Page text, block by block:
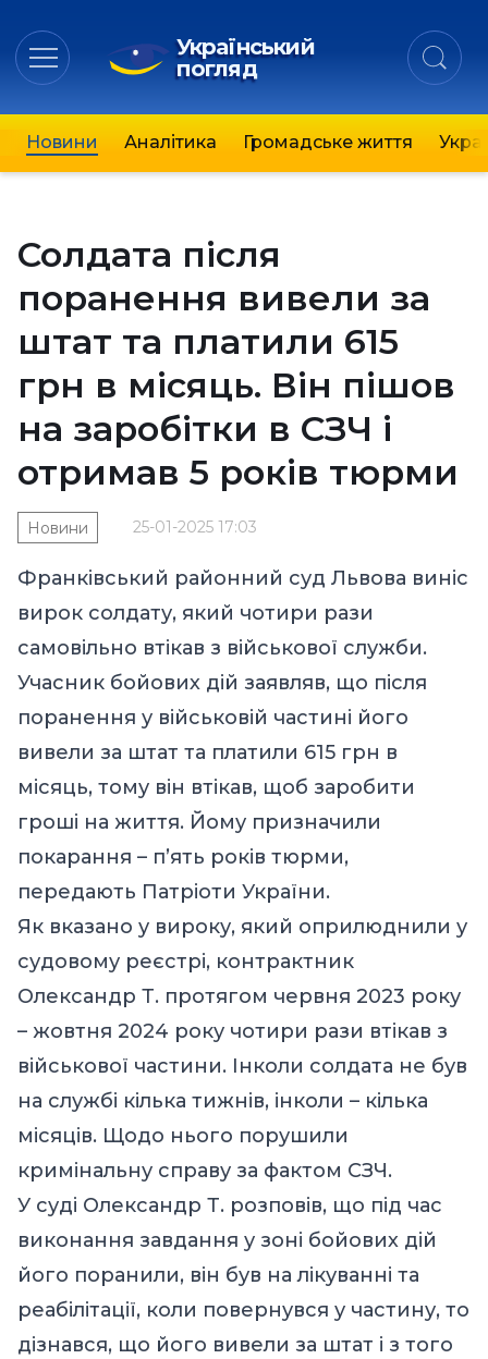
Український
погляд
Новини Аналітика Громадське життя
Солдата після
поранення вивели за
штат та платили 615
грн в місяць. Він пішов
на заробітки в СЗЧ і
отримав 5 років тюрми
25-01-2025 17:03
Новини
Франківський районний суд Львова виніс
вирок солдату, який чотири рази
самовільно втікав з військової служби.
Учасник бойових дій заявляв, що після
поранення у військовій частині його
вивели за штат та платили 615 грн в
місяць, тому він втікав, щоб заробити
гроші на життя. Йому призначили
покарання – п’ять років тюрми,
передають Патріоти України.
Як вказано у вироку, який оприлюднили у
судовому реєстрі, контрактник
Олександр Т. протягом червня 2023 року
– жовтня 2024 року чотири рази втікав з
військової частини. Інколи солдата не був
на службі кілька тижнів, інколи – кілька
місяців. Щодо нього порушили
кримінальну справу за фактом СЗЧ.
У суді Олександр Т. розповів, що під час
виконання завдання у зоні бойових дій
його поранили, він був на лікуванні та
реабілітації, коли повернувся у частину, то
дізнався, що його вивели за штат і з того